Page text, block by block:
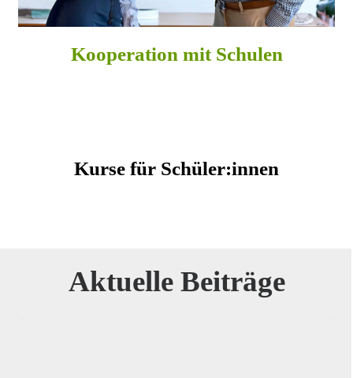
Kooperation mit Schulen
Kurse für Schüler:innen
Aktuelle Beiträge